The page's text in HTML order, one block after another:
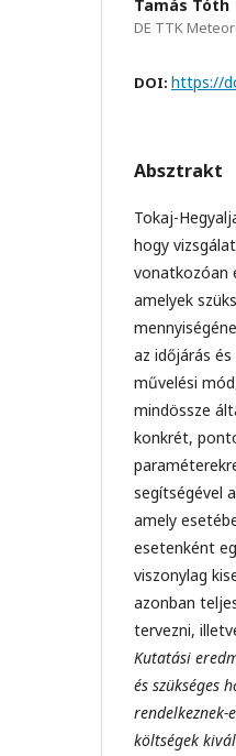
Tamás Tóth
DE TTK
DOI: https://
Absztrakt
Tokaj-
hogy
vonatkozóan
amelyek
az időjárás
művelési
mindössze
konkrét,
segítségével
amely
esetenként
viszonylag
azonban
tervezni,
Kutatási
és szükséges
költségek